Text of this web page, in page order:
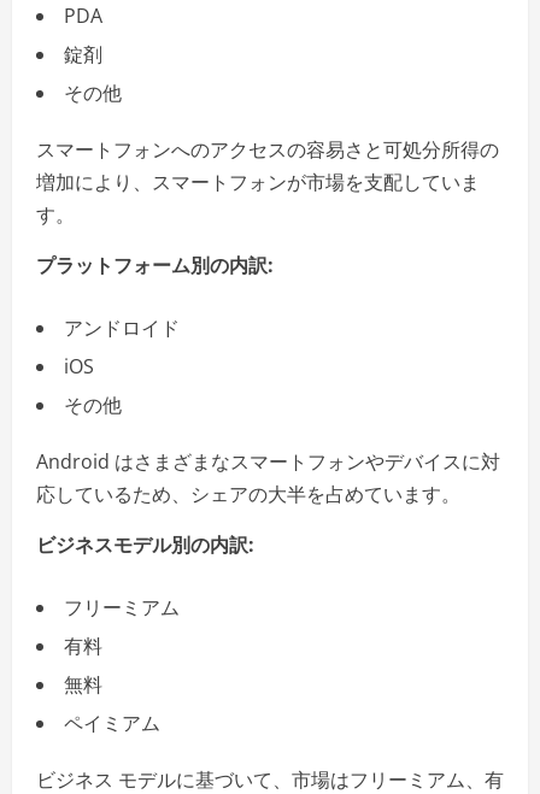
PDA
錠剤
その他
スマートフォンへのアクセスの容易さと可処分所得の
増加により、スマートフォンが市場を支配していま
す。
プラットフォーム別の内訳:
アンドロイド
iOS
その他
Android はさまざまなスマートフォンやデバイスに対
応しているため、シェアの大半を占めています。
ビジネスモデル別の内訳:
フリーミアム
有料
無料
ペイミアム
ビジネス モデルに基づいて、市場はフリーミアム、有